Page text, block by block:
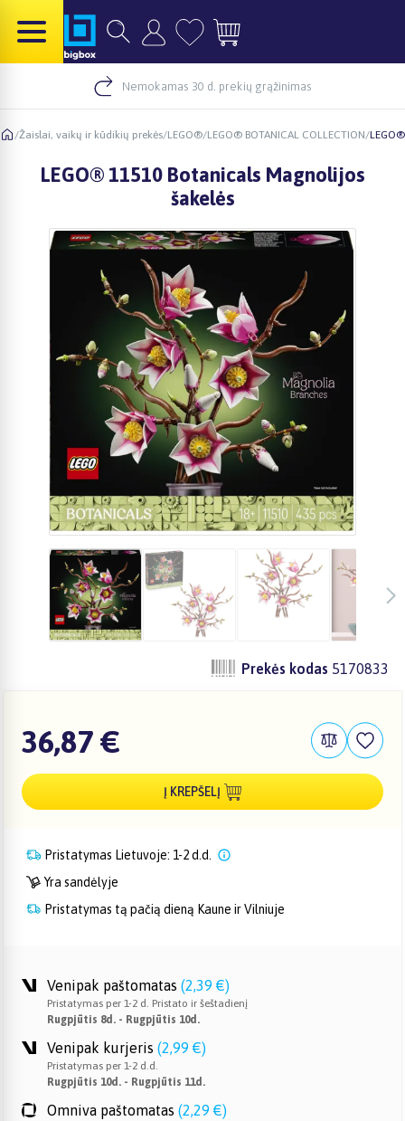
Nemokamas 30 d. prekių grąžinimas
/Žaislai, vaikų ir kūdikių prekės/LEGO®/LEGO® BOTANICAL COLLECTION/
LEGO® 11510 Botanicals Magnolijos
šakelės
Prekės kodas 5170833
36,87 €
Į KREPŠELĮ
Pristatymas Lietuvoje: 1-2 d.d.
Yra sandėlyje
Pristatymas tą pačią dieną Kaune ir Vilniuje
Venipak paštomatas (2,39 €)
Pristatymas per 1-2 d. Pristato ir šeštadienį
Rugpjūtis 8d. - Rugpjūtis 10d.
Venipak kurjeris (2,99 €)
Pristatymas per 1-2 d.d.
Rugpjūtis 10d. - Rugpjūtis 11d.
Omniva paštomatas (2,29 €)